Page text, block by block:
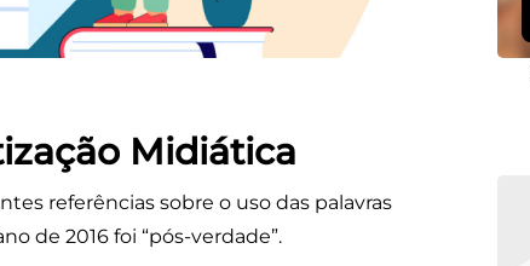
Midiática
referências sobre o uso das palavras
de 2016 foi “pós-verdade”.